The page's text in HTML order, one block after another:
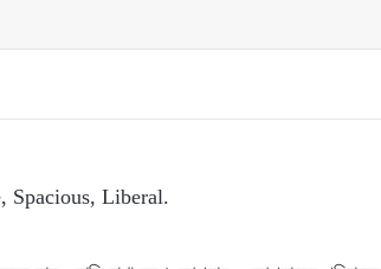
Spacious, Liberal.